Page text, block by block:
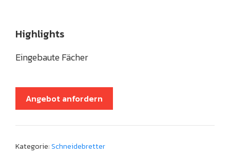
Highlights
Eingebaute Fächer
Angebot anfordern
Kategorie:Schneidebretter